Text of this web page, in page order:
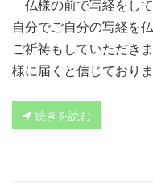
仏様の前で写経をし
自分でご自分の写経を
ご祈祷もしていただき
様に届くと信じておりま
続きを読む